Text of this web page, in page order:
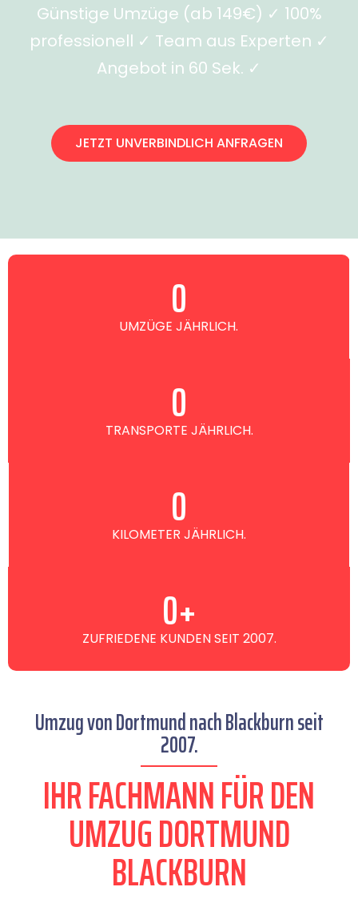
Günstige Umzüge (ab 149€) ✓ 100%
professionell ✓ Team aus Experten ✓
Angebot in 60 Sek. ✓
JETZT UNVERBINDLICH ANFRAGEN
UMZÜGE JÄHRLICH.
0
TRANSPORTE JÄHRLICH.
0
KILOMETER JÄHRLICH.
0
ZUFRIEDENE KUNDEN SEIT 2007.
0+
Umzug von Dortmund nach Blackburn seit
2007.
IHR FACHMANN FÜR DEN
UMZUG DORTMUND
BLACKBURN